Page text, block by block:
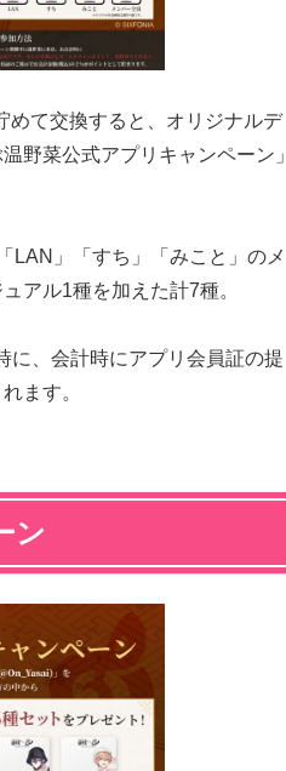
めて交換すると、オリジナルデ
野菜公式アプリキャンペーン」
LAN」「すち」「みこと」のメ
アル1種を加えた計7種。
に、会計時にアプリ会員証の提
ます。
ン